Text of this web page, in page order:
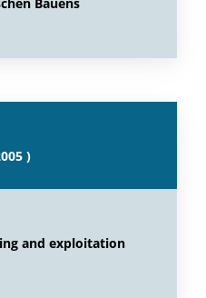
)
and exploitation